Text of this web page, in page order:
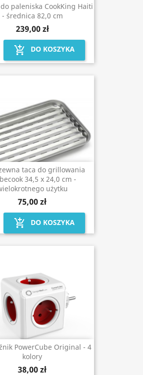
paleniska CookKing Haiti
- średnica 82,0 cm
239,00 zł
add_shopping_cart DO KOSZYKA
taca do grillowania
34,5 x 24,0 cm -
użytku
75,00 zł
add_shopping_cart DO KOSZYKA
PowerCube Original - 4
kolory
38,00 zł